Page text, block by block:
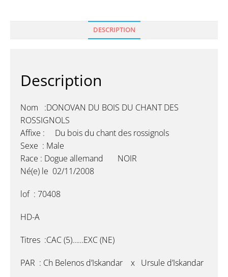
DESCRIPTION
Description
Nom :DONOVAN DU BOIS DU CHANT DES
ROSSIGNOLS
Affixe : Du bois du chant des rossignols
Sexe : Male
Race : Dogue allemand NOIR
Né(e) le 02/11/2008
lof : 70408
HD-A
Titres :CAC (5)……EXC (NE)
PAR : Ch Belenos d’Iskandar x Ursule d’Iskandar